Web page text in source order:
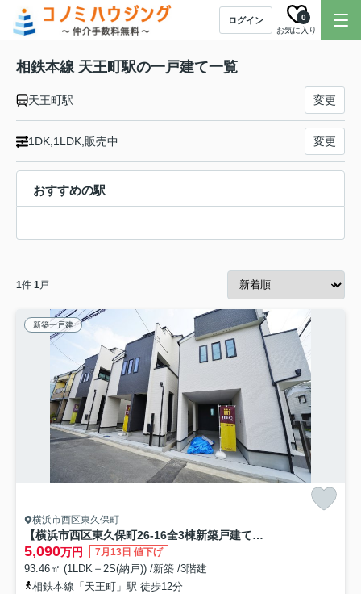
ログイン
お気に入り
0
相鉄本線 天王町駅の一戸建て一覧
天王町駅 変更
1DK,1LDK,販売中 変更
おすすめの駅
1件 1戸
新築一戸建
横浜市西区東久保町
【横浜市西区東久保町26-16全3棟新築戸建て】★仲介手数料無料★（富士見台小学校・岩井原中学校）
5,090万円 7月13日 値下げ
93.46㎡ (1LDK＋2S(納戸)) /新築 /3階建
相鉄本線「天王町」駅 徒歩12分